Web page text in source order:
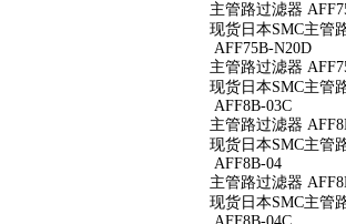
主管路过滤器
现货日本SMC主管
AFF75B-N20D
主管路过滤器
现货日本SMC主管
AFF8B-03C
主管路过滤器
现货日本SMC主管
AFF8B-04
主管路过滤器
现货日本SMC主管